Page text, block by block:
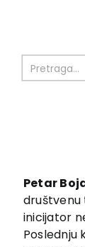
About us
Books
In
Petar
društvenu
inicijator
Poslednju